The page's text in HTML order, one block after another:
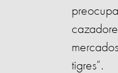
tigres”.